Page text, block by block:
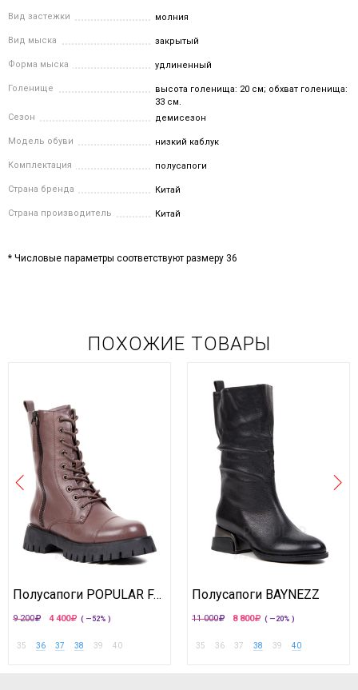
Вид застежки молния
Вид мыска закрытый
Форма мыска удлиненный
Голенище
высота голенища: 20 см; обхват голенища:
33 см.
Сезон
демисезон
Модель обуви низкий каблук
Комплектация полусапоги
Страна бренда Китай
Страна производитель Китай
* Числовые параметры соответствуют размеру 36
ПОХОЖИЕ ТОВАРЫ
Полусапоги POPULAR FASHION
9 200 4 400 ( —52% )
35 36 37 38 39 40
Полусапоги BAYNEZZ
11 000 8 800 ( —20% )
35 36 37 38 39 40